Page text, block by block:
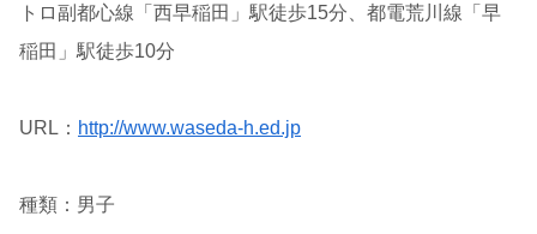
トロ副都心線「西早稲田」駅徒歩15分、都電荒川線「早
稲田」駅徒歩10分
URL： http://www.waseda-h.ed.jp
種類：男子